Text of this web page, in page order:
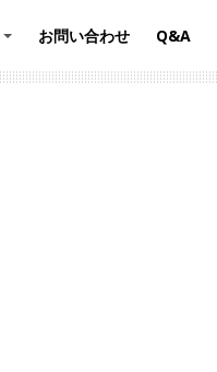
お問い合わせ Q&A